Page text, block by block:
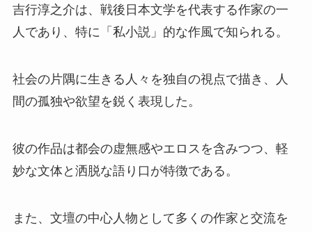
吉行淳之介は、戦後日本文学を代表する作家の一
人であり、特に「私小説」的な作風で知られる。
社会の片隅に生きる人々を独自の視点で描き、人
間の孤独や欲望を鋭く表現した。
彼の作品は都会の虚無感やエロスを含みつつ、軽
妙な文体と洒脱な語り口が特徴である。
また、文壇の中心人物として多くの作家と交流を